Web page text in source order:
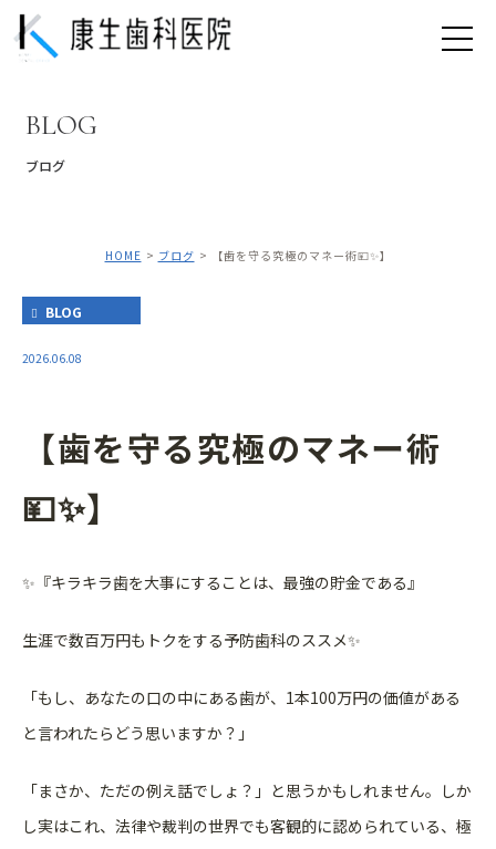
BLOG
ブログ
HOME ブログ 【歯を守る究極のマネー術💴✨】
BLOG
2026.06.08
【歯を守る究極のマネー術
💴✨】
✨『キラキラ歯を大事にすることは、最強の貯金である』
生涯で数百万円もトクをする予防歯科のススメ✨
「もし、あなたの口の中にある歯が、1本100万円の価値がある
と言われたらどう思いますか？」
「まさか、ただの例え話でしょ？」と思うかもしれません。しか
し実はこれ、法律や裁判の世界でも客観的に認められている、極